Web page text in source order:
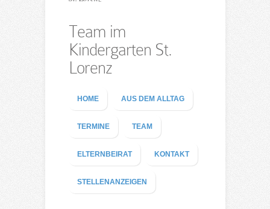
Team im
Kindergarten St.
Lorenz
HOME AUS DEM ALLTAG
TERMINE TEAM
ELTERNBEIRAT KONTAKT
STELLENANZEIGEN